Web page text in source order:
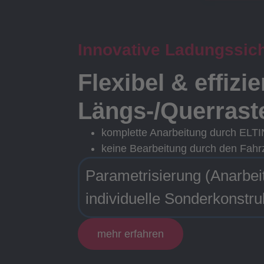
Innovative
Flexibel &
Längs-/
komplette Anarbeitung durch
keine Bearbeitung durch den
Parametrisierung
individuelle
mehr erfahren